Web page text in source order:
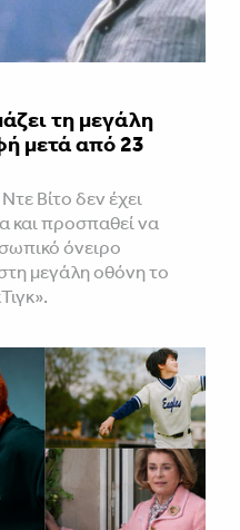
τη μεγάλη
μετά από 23
Βίτο δεν έχει
και προσπαθεί να
όνειρο
μεγάλη οθόνη το